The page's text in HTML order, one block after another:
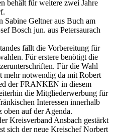
behält für weitere zwei Jahre
Sabine Geltner aus Buch am
Bosch jun. aus Petersaurach
fällt die Vorbereitung für
Für erstere benötigt die
Für die Wahl
mehr notwendig da mit Robert
der FRANKEN in diesem
die Mitgliederwerbung für
Interessen innerhalb
oben auf der Agenda.
Kreisverband Ansbach gestärkt
sich der neue Kreischef Norbert